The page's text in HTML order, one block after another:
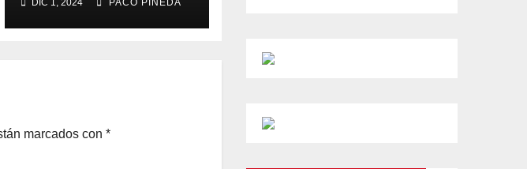
DIC 1, 2024 PACO PINEDA
marcados con *